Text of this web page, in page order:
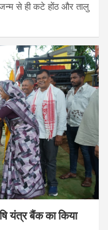
जन्म से ही कटे होंठ और तालु
यंत्र बैंक का किया